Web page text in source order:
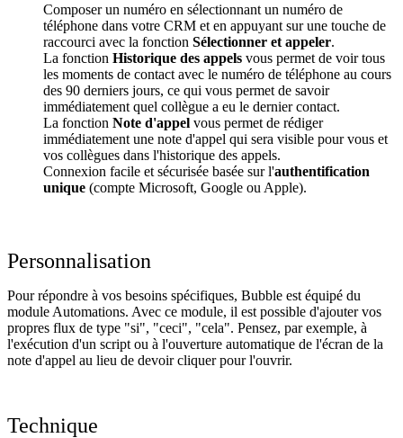
Composer un numéro en sélectionnant un numéro de
téléphone dans votre CRM et en appuyant sur une touche de
raccourci avec la fonction Sélectionner et appeler.
La fonction Historique des appels vous permet de voir tous
les moments de contact avec le numéro de téléphone au cours
des 90 derniers jours, ce qui vous permet de savoir
immédiatement quel collègue a eu le dernier contact.
La fonction Note d'appel vous permet de rédiger
immédiatement une note d'appel qui sera visible pour vous et
vos collègues dans l'historique des appels.
Connexion facile et sécurisée basée sur l'authentification
unique (compte Microsoft, Google ou Apple).
Personnalisation
Pour répondre à vos besoins spécifiques, Bubble est équipé du
module Automations. Avec ce module, il est possible d'ajouter vos
propres flux de type "si", "ceci", "cela". Pensez, par exemple, à
l'exécution d'un script ou à l'ouverture automatique de l'écran de la
note d'appel au lieu de devoir cliquer pour l'ouvrir.
Technique